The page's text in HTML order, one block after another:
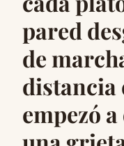
pared
de
distancia
empezó